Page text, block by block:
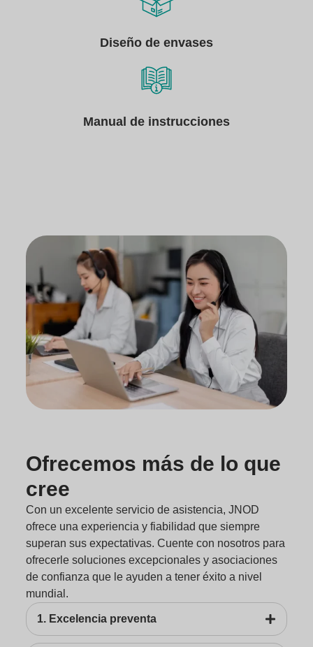
Diseño de envases
Manual de instrucciones
Ofrecemos más de lo que
cree
Con un excelente servicio de asistencia, JNOD
ofrece una experiencia y fiabilidad que siempre
superan sus expectativas. Cuente con nosotros para
ofrecerle soluciones excepcionales y asociaciones
de confianza que le ayuden a tener éxito a nivel
mundial.
1. Excelencia preventa